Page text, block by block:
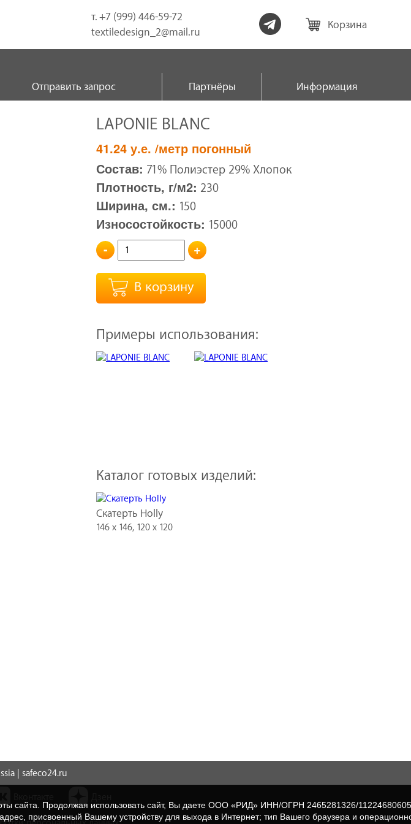
т. +7 (999) 446-59-72
textiledesign_2@mail.ru
Корзина
Отправить запрос Партнёры Информация
LAPONIE BLANC
41.24 у.е. /метр погонный
Состав: 71% Полиэстер 29% Хлопок
Плотность, г/м2: 230
Ширина, см.: 150
Износостойкость: 15000
- +
В корзину
Примеры использования:
Каталог готовых изделий:
Скатерть Holly
146 x 146, 120 x 120
| safeco24.ru
сайта. Продолжая использовать сайт, Вы даете ООО «РИД» ИНН/ОГРН 2465281326/
присвоенный Вашему устройству для выхода в Интернет; тип Вашего браузера и